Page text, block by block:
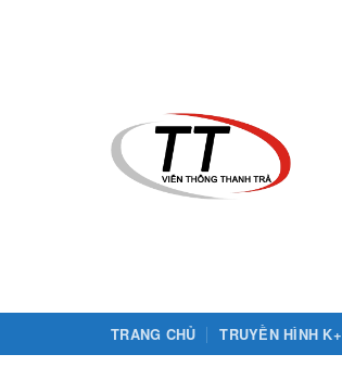
TRANG CHỦ TRUYỀN HÌNH K+